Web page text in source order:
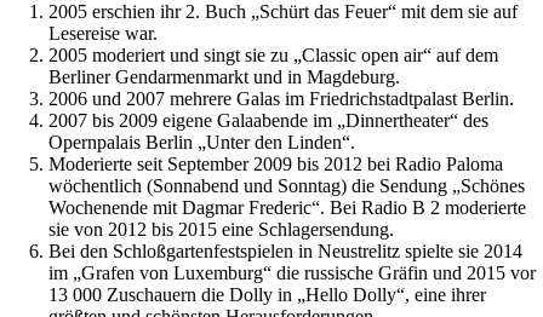
2005 erschien ihr 2. Buch „Schürt das Feuer“ mit dem sie auf
Lesereise war.
2005 moderiert und singt sie zu „Classic open air“ auf dem
Berliner Gendarmenmarkt und in Magdeburg.
2006 und 2007 mehrere Galas im Friedrichstadtpalast Berlin.
2007 bis 2009 eigene Galaabende im „Dinnertheater“ des
Opernpalais Berlin „Unter den Linden“.
Moderierte seit September 2009 bis 2012 bei Radio Paloma
wöchentlich (Sonnabend und Sonntag) die Sendung „Schönes
Wochenende mit Dagmar Frederic“. Bei Radio B 2 moderierte
sie von 2012 bis 2015 eine Schlagersendung.
Bei den Schloßgartenfestspielen in Neustrelitz spielte sie 2014
im „Grafen von Luxemburg“ die russische Gräfin und 2015 vor
13 000 Zuschauern die Dolly in „Hello Dolly“, eine ihrer